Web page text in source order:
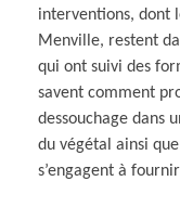
interventions, dont
Menville, restent
qui ont suivi des
savent comment
dessouchage dans
du végétal ainsi
s’engagent à